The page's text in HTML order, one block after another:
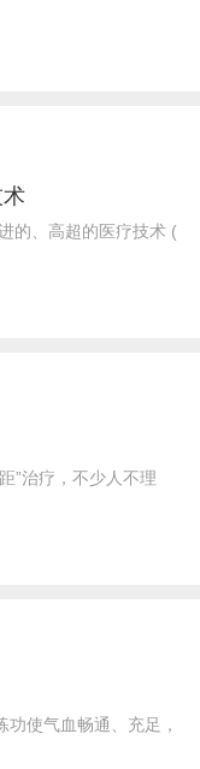
的、高超的医疗技术 (
”治疗，不少人不理
使气血畅通、充足，